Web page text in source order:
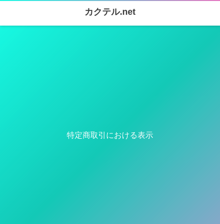
カクテル.net
特定商取引における表示